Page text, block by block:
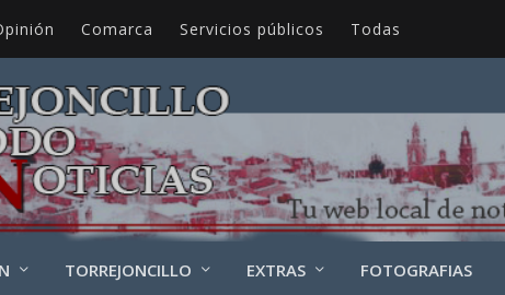
Comarca Servicios públicos Todas
TORREJONCILLO EXTRAS FOTOGRAFIAS